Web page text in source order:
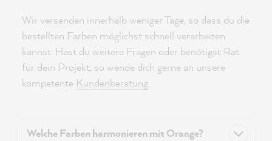
Wir versenden innerhalb weniger Tage, so dass du die
bestellten Farben möglichst schnell verarbeiten
kannst. Hast du weitere Fragen oder benötigst Rat
für dein Projekt, so wende dich gerne an unsere
kompetente Kundenberatung.
Welche Farben harmonieren mit Orange?